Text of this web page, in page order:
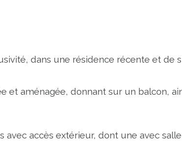
dans une résidence récente et
et aménagée, donnant sur un balcon,
accès extérieur, dont une avec